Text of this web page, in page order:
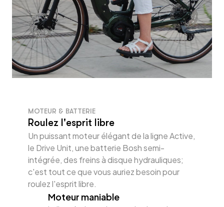
MOTEUR & BATTERIE
Roulez l'esprit libre
Un puissant moteur élégant de la ligne Active,
le Drive Unit, une batterie Bosh semi-
intégrée, des freins à disque hydrauliques;
c'est tout ce que vous auriez besoin pour
roulez l'esprit libre.
Moteur maniable